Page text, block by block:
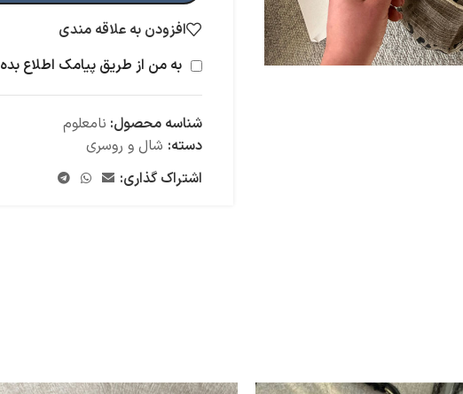
افزودن به علاقه مندی
به من از طریق پیامک اطلاع بده
شناسه محصول: نامعلوم
دسته: شال و روسری
اشتراک گذاری: